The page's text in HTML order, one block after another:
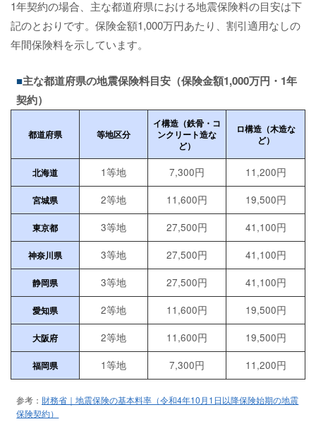
1年契約の場合、主な都道府県における地震保険料の目安は下
記のとおりです。保険金額1,000万円あたり、割引適用なしの
年間保険料を示しています。
主な都道府県の地震保険料目安（保険金額1,000万円・1年
契約）
都道府県 等地区分
イ構造（鉄骨・コ
ンクリート造な
ど）
ロ構造（木造な
ど）
北海道 1等地 7,300円 11,200円
宮城県 2等地 11,600円 19,500円
東京都 3等地 27,500円 41,100円
神奈川県 3等地 27,500円 41,100円
静岡県 3等地 27,500円 41,100円
愛知県 2等地 11,600円 19,500円
大阪府 2等地 11,600円 19,500円
福岡県 1等地 7,300円 11,200円
参考：財務省｜地震保険の基本料率（令和4年10月1日以降保険始期の地震
保険契約）